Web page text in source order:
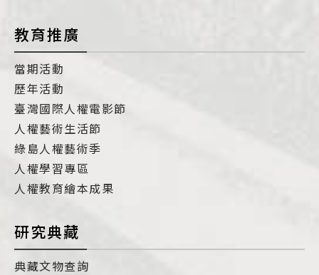
教育推廣
當期活動
歷年活動
臺灣國際人權電影節
人權藝術生活節
綠島人權藝術季
人權學習專區
人權教育繪本成果
研究典藏
典藏文物查詢